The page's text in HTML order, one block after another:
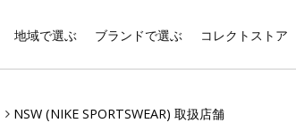
地域で選ぶ ブランドで選ぶ コレクトストア
NSW (NIKE SPORTSWEAR) 取扱店舗